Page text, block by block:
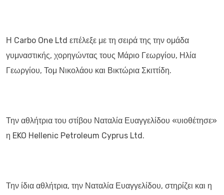
Η Carbo One Ltd επέλεξε με τη σειρά της την ομάδα
γυμναστικής, χορηγώντας τους Μάριο Γεωργίου, Ηλία
Γεωργίου, Τομ Νικολάου και Βικτώρια Σκιττίδη.
Την αθλήτρια του στίβου Ναταλία Ευαγγελίδου «υιοθέτησε»
η EKO Hellenic Petroleum Cyprus Ltd.
Την ίδια αθλήτρια, την Ναταλία Ευαγγελίδου, στηρίζει και η